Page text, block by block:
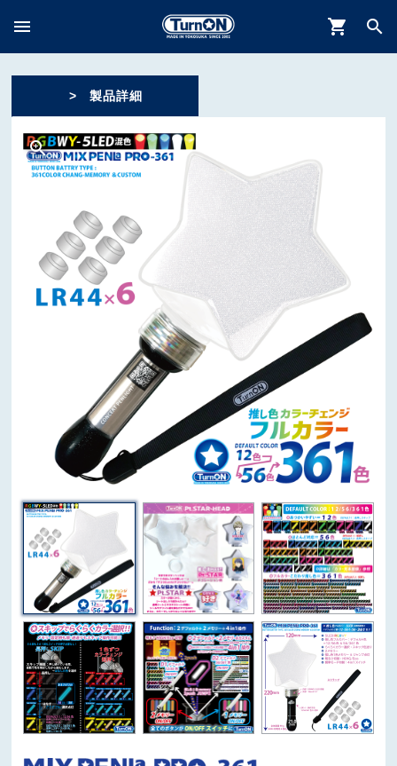
menu shopping_cart search
> 製品詳細
zoom_in